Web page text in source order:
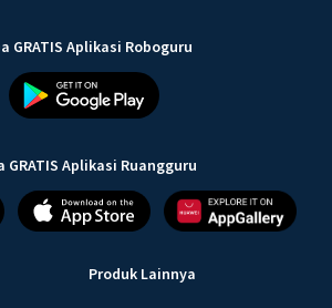
GRATIS Aplikasi Roboguru
GRATIS Aplikasi Ruangguru
Produk Lainnya